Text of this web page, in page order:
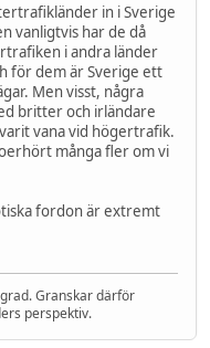
in i Sverige
vanligtvis har de då
i andra länder
för dem är Sverige ett
Men visst, några
britter och irländare
vana vid högertrafik.
många fler om vi
fordon är extremt
Granskar därför
perspektiv.